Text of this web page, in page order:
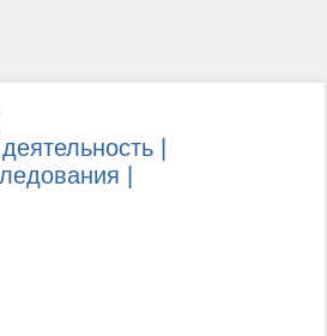
|
|